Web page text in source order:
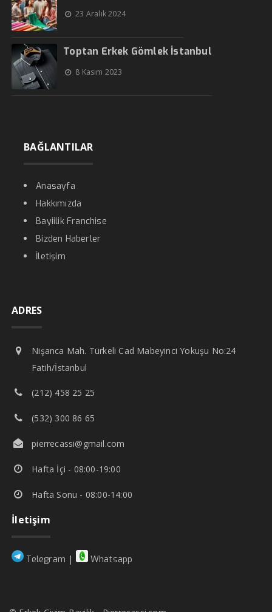
23 Aralık 2024
Toptan Erkek Gömlek İstanbul
8 Kasım 2023
BAĞLANTILAR
Anasayfa
Hakkımızda
Bayiilik Franchise
Bizden Haberler
İletişim
ADRES
Nişanca Mah. Türkeli Cad Mabeyinci Yokuşu No:24
Fatih/İstanbul
(212) 458 25 25
(532) 300 86 65
pierrecassi@gmail.com
Hafta İçi - 08:00-19:00
Hafta Sonu - 08:00-14:00
İletişim
Telegram | Whatsapp